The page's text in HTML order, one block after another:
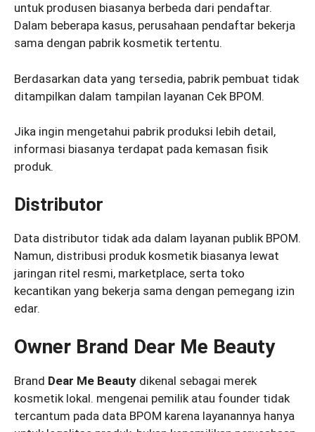
untuk produsen biasanya berbeda dari pendaftar.
Dalam beberapa kasus, perusahaan pendaftar bekerja
sama dengan pabrik kosmetik tertentu.
Berdasarkan data yang tersedia, pabrik pembuat tidak
ditampilkan dalam tampilan layanan Cek BPOM.
Jika ingin mengetahui pabrik produksi lebih detail,
informasi biasanya terdapat pada kemasan fisik
produk.
Distributor
Data distributor tidak ada dalam layanan publik BPOM.
Namun, distribusi produk kosmetik biasanya lewat
jaringan ritel resmi, marketplace, serta toko
kecantikan yang bekerja sama dengan pemegang izin
edar.
Owner Brand Dear Me Beauty
Brand Dear Me Beauty dikenal sebagai merek
kosmetik lokal. mengenai pemilik atau founder tidak
tercantum pada data BPOM karena layanannya hanya